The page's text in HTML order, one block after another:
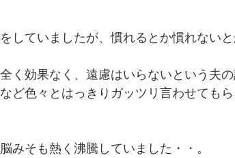
していましたが、慣れるとか慣れない
く効果なく、遠慮はいらないという夫
ど色々とはっきりガッツリ言わせてもら
みそも熱く沸騰していました・・。